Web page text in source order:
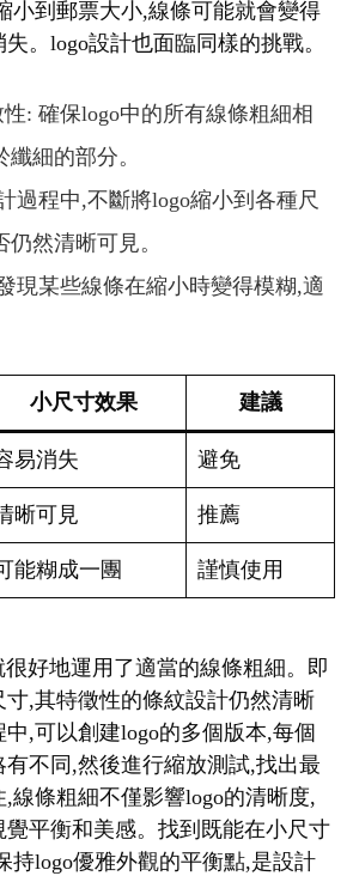
小到郵票大小,線條可能就會變得
。logo設計也面臨同樣的挑戰。
: 確保logo中的所有線條粗細相
細的部分。
過程中,不斷將logo縮小到各種尺
然清晰可見。
現某些線條在縮小時變得模糊,適
小尺寸效果 建議
易消失 避免
晰可見 推薦
能糊成一團 謹慎使用
好地運用了適當的線條粗細。即
,其特徵性的條紋設計仍然清晰
,可以創建logo的多個版本,每個
不同,然後進行縮放測試,找出最
線條粗細不僅影響logo的清晰度,
平衡和美感。找到既能在小尺寸
持logo優雅外觀的平衡點,是設計